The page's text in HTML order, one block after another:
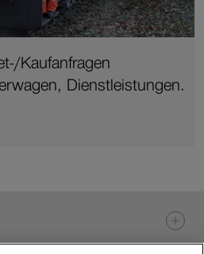
Kaufanfragen
Dienstleistungen.